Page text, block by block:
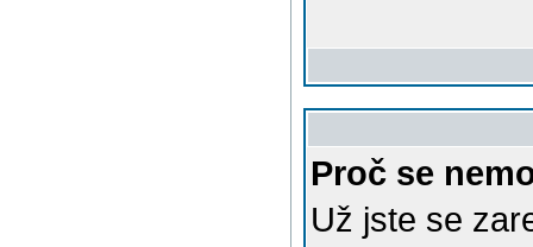
Proč se
Už jste se